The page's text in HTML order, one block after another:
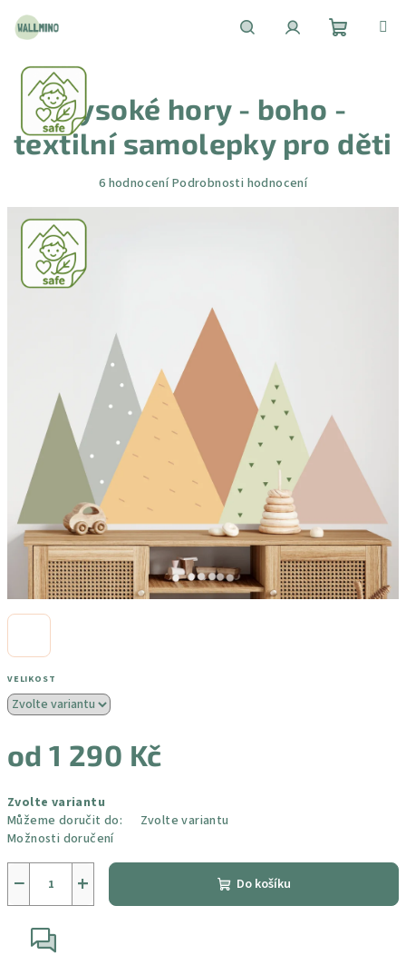
obsah
košík
VELIKOST
od1 290 Kč
cena:
Zvolte variantu
Můžeme doručit do:
Zvolte variantu
Možnosti doručení
+
− Do košíku
Vysoké hory - boho -
textilní samolepky pro děti
Průměrné
6 hodnoceníPodrobnosti hodnocení